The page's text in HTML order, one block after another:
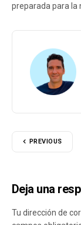
preparada para la
PREVIOUS
Deja una
Tu dirección de